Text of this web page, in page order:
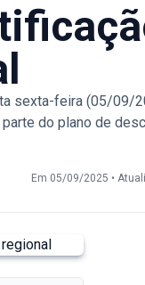
sexta-feira (05/09/
do plano de
Em 05/09/2025 •